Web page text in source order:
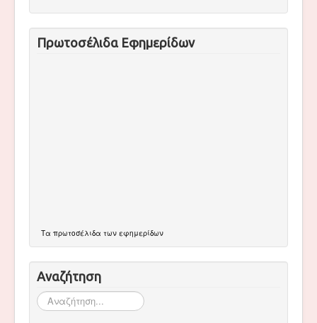
Πρωτοσέλιδα Εφημερίδων
Τα πρωτοσέλιδα των εφημερίδων
Αναζήτηση
Αναζήτηση...